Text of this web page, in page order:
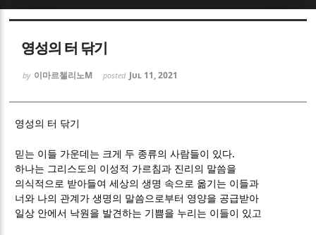
영성의 터 닦기
by 이마르첼리노M posted Jul 11, 2021
영성의 터 닦기
믿는 이들 가운데는 크게 두 종류의 사람들이 있다.
하나는 그리스도의 이성적 가르침과 진리의 말씀을
의식적으로 받아들여 세상의 생명 속으로 옮기는 이들과
너와 나의 관계가 생명의 말씀으로부터 영양을 공급받아
일상 안에서 낙원을 발견하는 기쁨을 누리는 이들이 있고
Sketchbook5, 스케치북5
Sketchbook5, 스케치북5
Sketchbook5, 스케치북5
Sketchbook5, 스케치북5